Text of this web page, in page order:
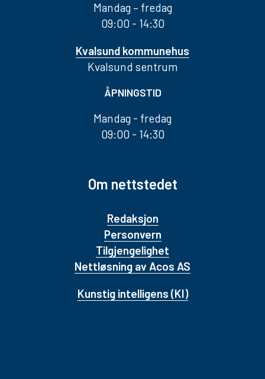
Mandag – fredag
09:00 - 14:30
Kvalsund kommunehus
Kvalsund sentrum
ÅPNINGSTID
Mandag - fredag
09:00 - 14:30
Om nettstedet
Redaksjon
Personvern
Tilgjengelighet
Nettløsning av Acos AS
Kunstig intelligens (KI)